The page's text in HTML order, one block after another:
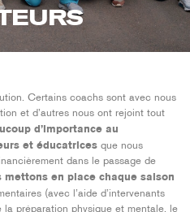
Certains coachs sont avec nous
et d’autres nous ont rejoint tout
d’importance au
et éducatrices que nous
dans le passage de
mettons en place chaque saison
(avec l’aide d’intervenants
la préparation physique et mentale, le